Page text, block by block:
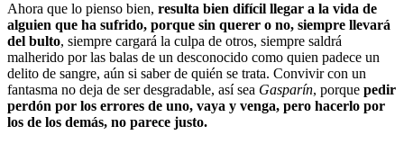
Ahora que lo pienso bien, resulta bien difícil llegar a la vida de
alguien que ha sufrido, porque sin querer o no, siempre llevará
del bulto, siempre cargará la culpa de otros, siempre saldrá
malherido por las balas de un desconocido como quien padece un
delito de sangre, aún si saber de quién se trata. Convivir con un
fantasma no deja de ser desgradable, así sea Gasparín, porque pedir
perdón por los errores de uno, vaya y venga, pero hacerlo por
los de los demás, no parece justo.